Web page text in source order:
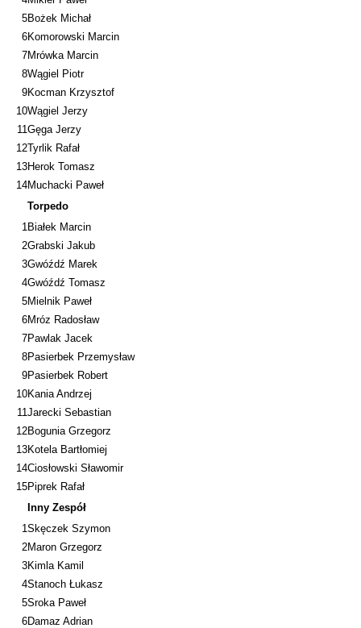
5Bożek Michał
6Komorowski Marcin
7Mrówka Marcin
8Wągiel Piotr
9Kocman Krzysztof
10Wągiel Jerzy
11 Gęga Jerzy
12Tyrlik Rafał
13Herok Tomasz
14Muchacki Paweł
Torpedo
1 Białek Marcin
2Grabski Jakub
3Gwóźdź Marek
4Gwóźdź Tomasz
5Mielnik Paweł
6Mróz Radosław
7Pawlak Jacek
8Pasierbek Przemysław
9Pasierbek Robert
10Kania Andrzej
11 Jarecki Sebastian
12Bogunia Grzegorz
13Kotela Bartłomiej
14Ciosłowski Sławomir
15Piprek Rafał
Inny Zespół
1 Skęczek Szymon
2Maron Grzegorz
3Kimla Kamil
4Stanoch Łukasz
5Sroka Paweł
6Damaz Adrian